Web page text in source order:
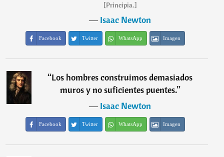
[Principia.]
―Isaac Newton
Facebook Twitter WhatsApp Imagen
“Los hombres construimos demasiados
muros y no suficientes puentes.”
―Isaac Newton
Facebook Twitter WhatsApp Imagen